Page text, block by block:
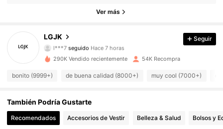
Ver más
LGJK
5K Seguidores
l***7 seguido Hace 7 horas
4,90
5K Seguidores
4,90 5K Seguidores
4,90
Seguir
290K Vendido recientemente 54K Recompra
bonito (9999+) de buena calidad (8000+) muy cool (7000+)
También Podría Gustarte
Recomendados Accesorios de Vestir Belleza & Salud Bolsos y